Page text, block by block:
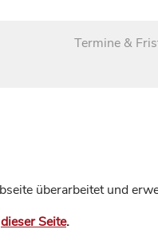
Termine &
überarbeitet und
dieser Seite.